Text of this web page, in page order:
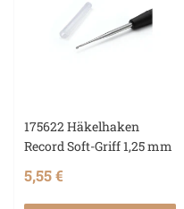
175622 Häkelhaken
Record Soft-Griff 1,25 mm
5,55 €